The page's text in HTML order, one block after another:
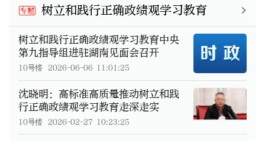
专题 树立和践行正确政绩观学习教育
树立和践行正确政绩观学习教育中央
第九指导组进驻湖南见面会召开
10号楼 2026-06-06 11:01:25
沈晓明：高标准高质量推动树立和践
行正确政绩观学习教育走深走实
10号楼 2026-02-27 10:23:25